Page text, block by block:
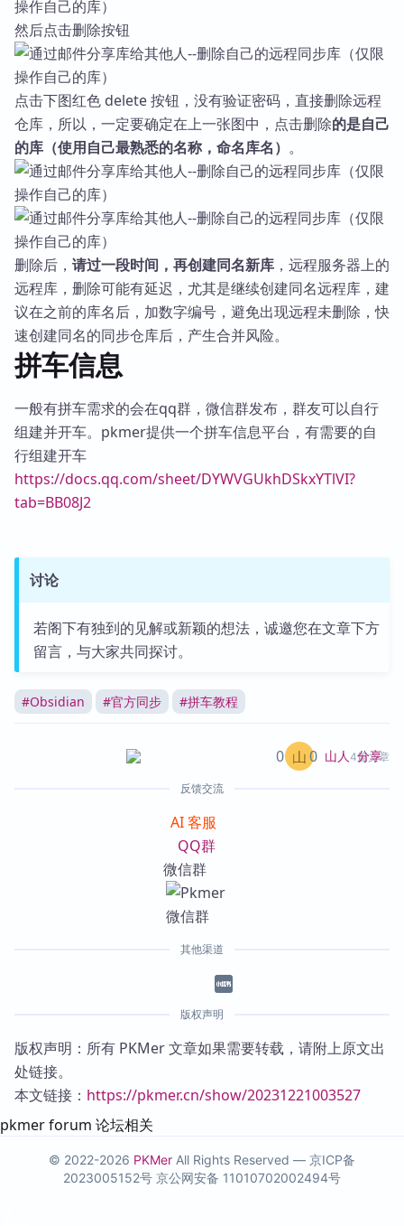
然后点击删除按钮
点击下图红色 delete 按钮，没有验证密码，直接删除远程
仓库，所以，一定要确定在上一张图中，点击删除的是自己
的库（使用自己最熟悉的名称，命名库名） 。
删除后， 请过一段时间，再创建同名新库 ，远程服务器上的
远程库，删除可能有延迟，尤其是继续创建同名远程库，建
议在之前的库名后，加数字编号，避免出现远程未删除，快
速创建同名的同步仓库后，产生合并风险。
拼车信息
一般有拼车需求的会在qq群，微信群发布，群友可以自行
组建并开车。pkmer提供一个拼车信息平台，有需要的自
行组建开车
https://docs.qq.com/sheet/DYWVGUkhDSkxYTlVI?
tab=BB08J2
讨论
若阁下有独到的见解或新颖的想法，诚邀您在文章下方
留言，与大家共同探讨。
#Obsidian #官方同步 #拼车教程
山人 4篇文章
0 0 分享
反馈交流
AI 客服
QQ群
微信群
其他渠道
版权声明
版权声明：所有 PKMer 文章如果需要转载，请附上原文出
处链接。
本文链接： https://pkmer.cn/show/20231221003527
pkmer forum 论坛相关
© 2022-2026 PKMer All Rights Reserved — 京ICP备
2023005152号 京公网安备 11010702002494号